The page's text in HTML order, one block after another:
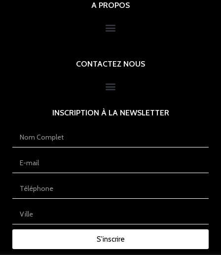
A PROPOS
CONTACTEZ NOUS
INSCRIPTION À LA NEWSLETTER
S'inscrire